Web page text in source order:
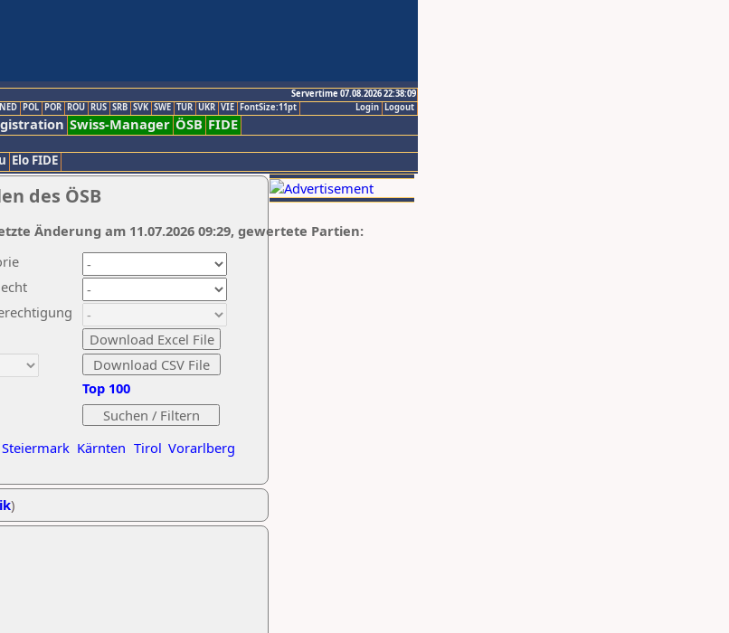
Servertime 07.08.2026 22:38:09
Logout
Login
NED POL POR ROU RUS SRB SVK SWE TUR UKR VIE FontSize:11pt
Swiss-Manager ÖSB FIDE
Elo FIDE
des ÖSB
Steiermark Kärnten Tirol Vorarlberg
Top 100
Änderung am 11.07.2026 09:29, gewertete Partien:
)